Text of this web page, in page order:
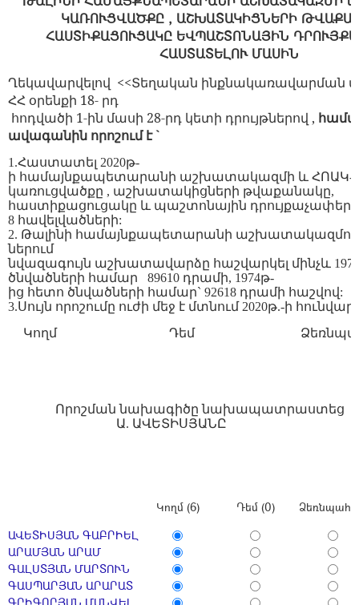
ԿԱՌՈՒՑՎԱԾՔԸ , ԱՇԽԱՏԱԿԻՑՆԵՐԻ
ՀԱՍՏԻՔԱՑՈՒՑԱԿԸ ԵՎՊԱՇՏՈՆԱՅԻՆ
ՀԱՍՏԱՏԵԼՈՒ ՄԱՍԻՆ
Ղեկավարվելով <<Տեղական ինքնակառավարման
ՀՀ օրենքի 18- րդ
հոդվածի 1-ին մասի 28-րդ կետի դրույթներով ,
ավագանին որոշում է `
1.Հաստատել 2020թ-
ի համայնքապետարանի աշխատակազմի և ՀՈԱԿ-
կառուցվածքը , աշխատակիցների թվաքանակը,
հաստիքացուցակը և պաշտոնային դրույքաչափերը
8 հավելվածների:
2. Թալինի համայնքապետարանի
ներում
նվազագույն աշխատավարձը հաշվարկել մինչև 1974
ծնվածների համար 89610 դրամի, 1974թ-
ից հետո ծնվածների համար` 92618 դրամի հաշվով:
3.Սույն որոշումը ուժի մեջ է մտնում2020թ.-ի
Կողմ Դեմ
Որոշման նախագիծը նախապատրաստեց
Ա. ԱՎԵՏԻՍՅԱՆԸ
Կողմ (6) Դեմ (0)
Ձեռնպահ
ԱՎԵՏԻՍՅԱՆ ԳԱԲՐԻԵԼ
ԱՐԱՄՅԱՆ ԱՐԱՄ
ԳԱԼՍՏՅԱՆ ՄԱՐՏՈՒՆ
ԳԱՍՊԱՐՅԱՆ ԱՐԱՐԱՏ